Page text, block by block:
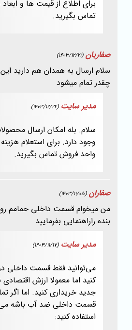
برای اطلاع از قیمت ها و
تماس بگیرید.
صفاریان (1403/12/21)
سلام ارسال به همدان هم دارید
چقدر تمام میشود
مدیر سایت (1403/12/22)
سلام. بله امکان ارسال
وجود دارد. برای استعلام
واحد فروش تماس بگیرید.
صفاران (1403/11/05)
من میخوام قسمت داخلی حمامم
بنده راراهنمایی بفرمایید
مدیر سایت (1403/11/17)
می‌توانید فقط قسمت داخلی
کنید اما معمولا ارزش
جدید خریداری کنید. اما اگر
قسمت داخلی ضد آب باشه می
استفاده کنید: